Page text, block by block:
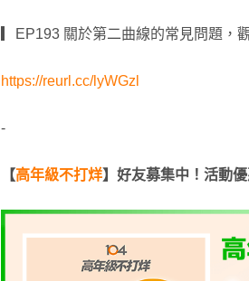
▎EP193 關於第二曲線的常見問題，
https://reurl.cc/lyWGzl
-
【高年級不打烊】好友募集中！活動